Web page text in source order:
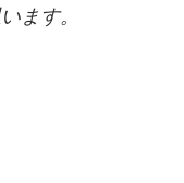
ます。